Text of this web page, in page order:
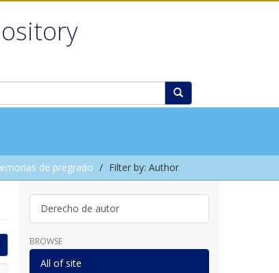
de pregrado Filter by: Author
Derecho de autor
BROWSE
All of site